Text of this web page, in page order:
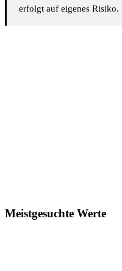
erfolgt auf eigenes Risiko.
Meistgesuchte Werte